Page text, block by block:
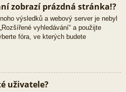
zobrazí prázdná stránka!?
výsledků a webový server je nebyl
vyhledávání“ a použijte
fóra, ve kterých budete
uživatele?